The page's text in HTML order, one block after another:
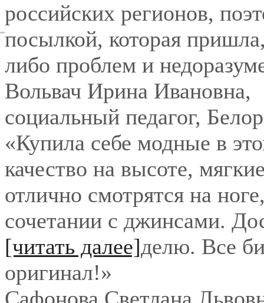
российских регионов,
посылкой, которая
либо проблем и
Вольвач Ирина Ивановна,
социальный педагог,
«Купила себе модные в
качество на высоте,
отлично смотрятся на
сочетании с джинсами.
[читать далее]делю. Все
оригинал!»